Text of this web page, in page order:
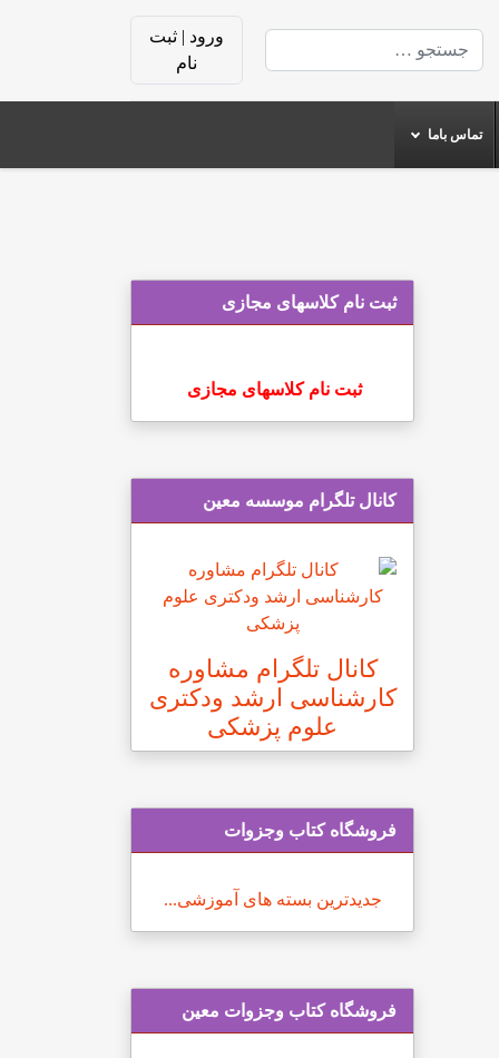
ورود | ثبت
نام
تماس باما
ثبت نام کلاسهای مجازی
ثبت نام کلاسهای مجازی
کانال تلگرام موسسه معین
کانال تلگرام مشاوره
کارشناسی ارشد ودکتری
علوم پزشکی
فروشگاه کتاب وجزوات
جدیدترین بسته های آموزشی...
فروشگاه کتاب وجزوات معین